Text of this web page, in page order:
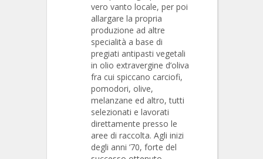
vero vanto locale, per poi
allargare la propria
produzione ad altre
specialità a base di
pregiati antipasti vegetali
in olio extravergine d’oliva
fra cui spiccano carciofi,
pomodori, olive,
melanzane ed altro, tutti
selezionati e lavorati
direttamente presso le
aree di raccolta. Agli inizi
degli anni ’70, forte del